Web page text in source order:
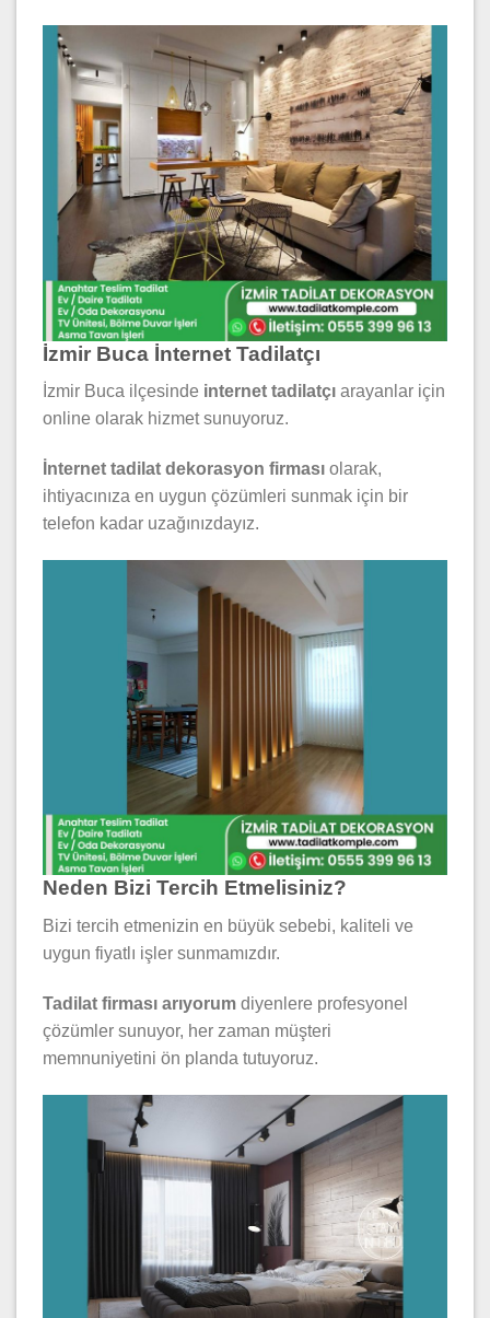
İzmir Buca İnternet Tadilatçı
İzmir Buca ilçesinde internet tadilatçı arayanlar için
online olarak hizmet sunuyoruz.
nternet tadilat dekorasyon firması olarak,
ihtiyacınıza en uygun çözümleri sunmak için bir
telefon kadar uzağınızdayız.
Neden Bizi Tercih Etmelisiniz?
Bizi tercih etmenizin en büyük sebebi, kaliteli ve
uygun fiyatlı işler sunmamızdır.
Tadilat firması arıyorum diyenlere profesyonel
çözümler sunuyor, her zaman müşteri
memnuniyetini ön planda tutuyoruz.